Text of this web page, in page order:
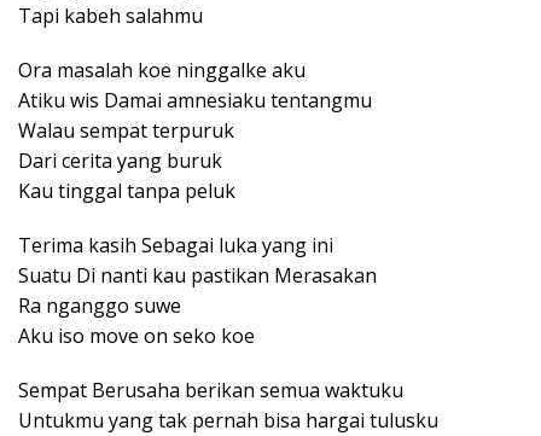
Tapi kabeh salahmu
Ora masalah koe ninggalke aku
Atiku wis Damai amnesiaku tentangmu
Walau sempat terpuruk
Dari cerita yang buruk
Kau tinggal tanpa peluk
Terima kasih Sebagai luka yang ini
Suatu Di nanti kau pastikan Merasakan
Ra nganggo suwe
Aku iso move on seko koe
Sempat Berusaha berikan semua waktuku
Untukmu yang tak pernah bisa hargai tulusku